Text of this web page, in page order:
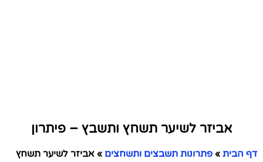
אביזר לשיער תשחץ ותשבץ – פיתרון
דף הבית » פתרונות תשבצים ותשחצים » אביזר לשיער תשחץ